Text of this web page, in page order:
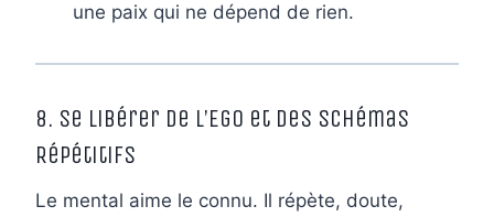
une paix qui ne dépend de rien.
8. Se Libérer de l’Ego et des Schémas
Répétitifs
Le mental aime le connu. Il répète, doute,